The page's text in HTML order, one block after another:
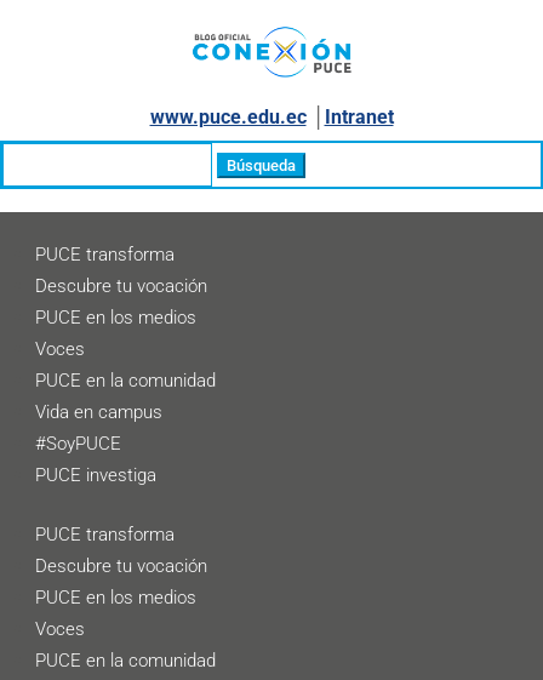
www.puce.edu.ec│ Intranet
PUCE transforma
Descubre tu vocación
PUCE en los medios
Voces
PUCE en la comunidad
Vida en campus
#SoyPUCE
PUCE investiga
PUCE transforma
Descubre tu vocación
PUCE en los medios
Voces
PUCE en la comunidad